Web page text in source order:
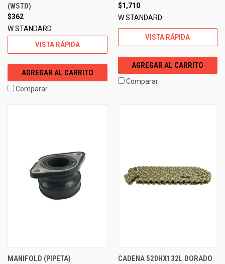
(WSTD)
$362
W STANDARD
VISTA RÁPIDA
AGREGAR AL CARRITO
Comparar
$1,710
W STANDARD
VISTA RÁPIDA
AGREGAR AL CARRITO
Comparar
MANIFOLD (PIPETA)
CADENA 520HX132L DORADO